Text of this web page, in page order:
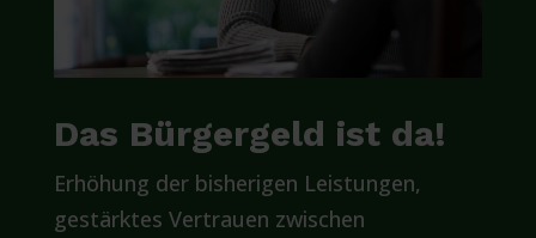
Das Bürgergeld ist da!
Erhöhung der bisherigen Leistungen,
gestärktes Vertrauen zwischen